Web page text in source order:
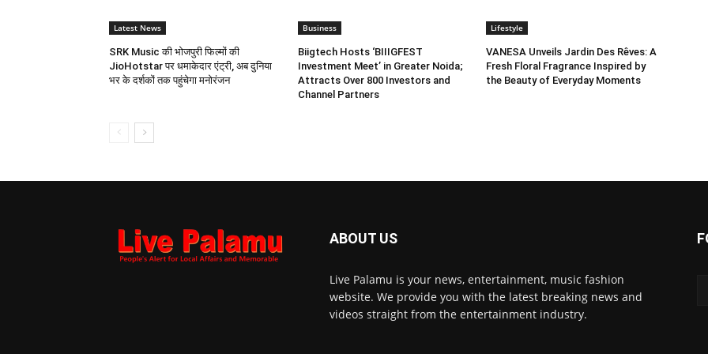
Latest News
SRK Music की भोजपुरी फिल्मों की
JioHotstar पर धमाकेदार एंट्री, अब दुनिया
भर के दर्शकों तक पहुंचेगा मनोरंजन
Business
Biigtech Hosts ‘BIIIGFEST
Investment Meet’ in Greater Noida;
Attracts Over 800 Investors and
Channel Partners
Lifestyle
VANESA Unveils Jardin Des Rêves: A
Fresh Floral Fragrance Inspired by
the Beauty of Everyday Moments
ABOUT US
Live Palamu is your news, entertainment, music fashion
website. We provide you with the latest breaking news and
videos straight from the entertainment industry.